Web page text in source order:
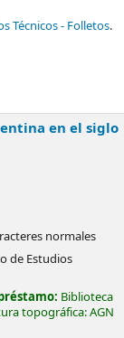
Técnicos - Folletos.
en el siglo
normales
de Estudios
Biblioteca
topográfica:AGN